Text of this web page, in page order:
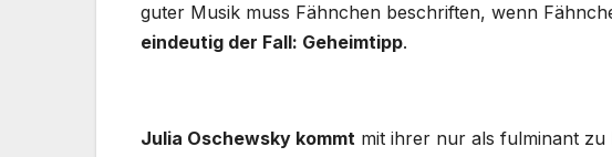
guter Musik muss Fähnchen beschriften, wenn
eindeutig der Fall: Geheimtipp.
Julia Oschewsky kommt mit ihrer nur als fulminant zu